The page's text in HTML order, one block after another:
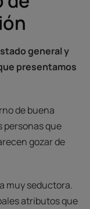
general y
presentamos
de buena
personas que
gozar de
muy seductora.
atributos que